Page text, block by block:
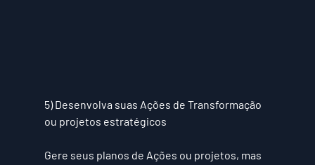
5) Desenvolva suas Ações de Transformação
ou projetos estratégicos
Gere seus planos de Ações ou projetos, mas